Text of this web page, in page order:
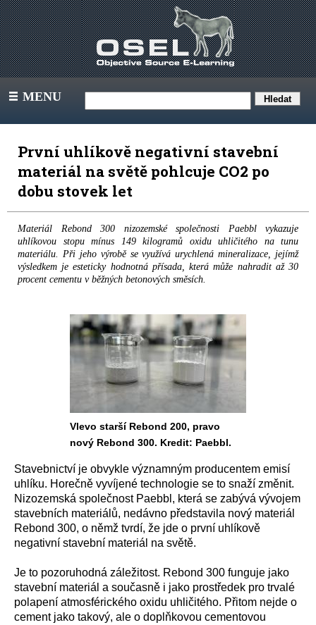
III MENU
První uhlíkově negativní stavební
materiál na světě pohlcuje CO2 po
dobu stovek let
Materiál Rebond 300 nizozemské společnosti Paebbl vykazuje
uhlíkovou stopu mínus 149 kilogramů oxidu uhličitého na tunu
materiálu. Při jeho výrobě se využívá urychlená mineralizace, jejímž
výsledkem je esteticky hodnotná přísada, která může nahradit až 30
procent cementu v běžných betonových směsích.
Vlevo starší Rebond 200, pravo
nový Rebond 300. Kredit: Paebbl.
Stavebnictví je obvykle významným producentem emisí
uhlíku. Horečně vyvíjené technologie se to snaží změnit.
Nizozemská společnost Paebbl, která se zabývá vývojem
stavebních materiálů, nedávno představila nový materiál
Rebond 300, o němž tvrdí, že jde o první uhlíkově
negativní stavební materiál na světě.
Je to pozoruhodná záležitost. Rebond 300 funguje jako
stavební materiál a současně i jako prostředek pro trvalé
polapení atmosférického oxidu uhličitého. Přitom nejde o
cement jako takový, ale o doplňkovou cementovou